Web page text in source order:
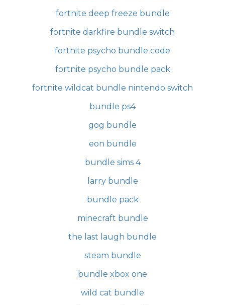
fortnite deep freeze bundle
fortnite darkfire bundle switch
fortnite psycho bundle code
fortnite psycho bundle pack
fortnite wildcat bundle nintendo switch
bundle ps4
gog bundle
eon bundle
bundle sims 4
larry bundle
bundle pack
minecraft bundle
the last laugh bundle
steam bundle
bundle xbox one
wild cat bundle